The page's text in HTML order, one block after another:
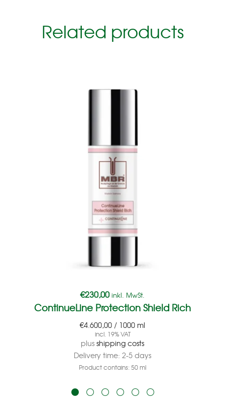
Related products
€230,00 inkl. MwSt.
ContinueLine Protection Shield Rich
€4.600,00 / 1000 ml
incl. 19% VAT
plusshipping costs
Delivery time: 2-5 days
Product contains: 50ml